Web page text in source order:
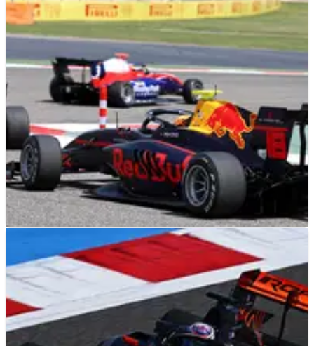
Kedua Musim 2022
Hasil lengkap kualifikasi putaran kedua FIA F3
Championship musim 2022 di Sirkuit Imola.
20/03/22
Hasil Lengkap Feature Race F3 Bahrain di
Sirkuit Sakhir
Hasil lengkap&nbsp;F3 Bahrain, putaran pertama kejuaraan
FIA Formula 2 musim 2022 di Sirkuit Sakhir.